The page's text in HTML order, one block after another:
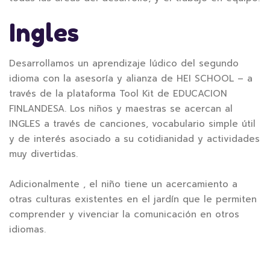
Ingles
Desarrollamos un aprendizaje lúdico del segundo
idioma con la asesoría y alianza de HEI SCHOOL – a
través de la plataforma Tool Kit de EDUCACION
FINLANDESA. Los niños y maestras se acercan al
INGLES a través de canciones, vocabulario simple útil
y de interés asociado a su cotidianidad y actividades
muy divertidas.
Adicionalmente , el niño tiene un acercamiento a
otras culturas existentes en el jardín que le permiten
comprender y vivenciar la comunicación en otros
idiomas.